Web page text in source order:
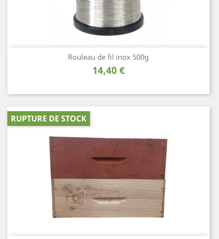
Rouleau de fil inox 500g
Prix
14,40 €
RUPTURE DE STOCK